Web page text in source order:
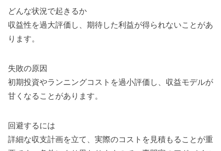
どんな状況で起きるか
収益性を過大評価し、期待した利益が得られないことがあ
ります。
失敗の原因
初期投資やランニングコストを過小評価し、収益モデルが
甘くなることがあります。
回避するには
詳細な収支計画を立て、実際のコストを見積もることが重